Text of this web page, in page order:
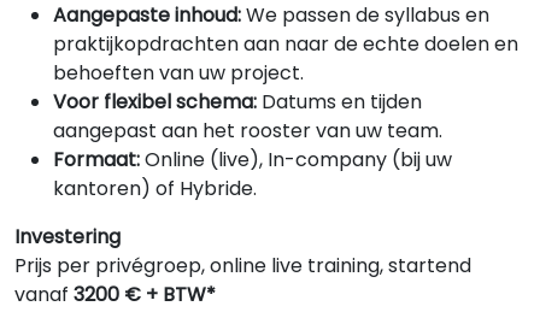
Aangepaste inhoud:We passen de syllabus en
praktijkopdrachten aan naar de echte doelen en
behoeften van uw project.
Voor flexibel schema: Datums en tijden
aangepast aan het rooster van uw team.
Formaat:Online (live), In-company (bij uw
kantoren) of Hybride.
Investering
Prijs per privégroep, online live training, startend
vanaf 3200 € + BTW*